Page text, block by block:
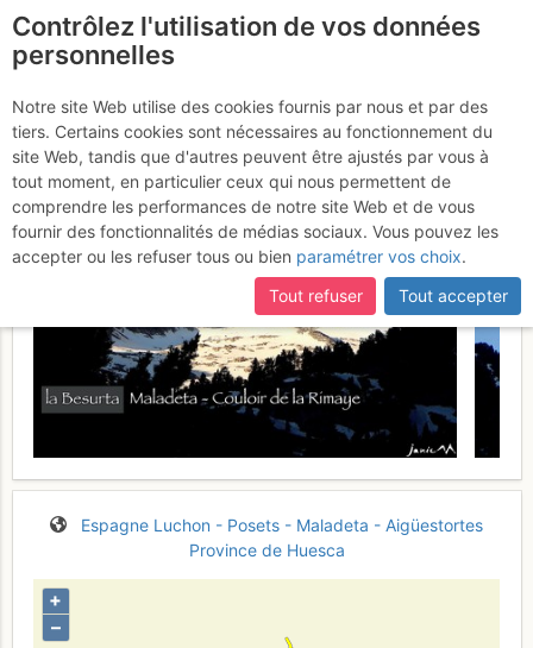
Maladeta Couloir de la
Rimaye
Lundi 25 mai 2026
Espagne Luchon - Posets - Maladeta - Aigüestortes
Province de Huesca
+
–
Contrôlez l'utilisation de vos données
personnelles
Notre site Web utilise des cookies fournis par nous et par des
tiers. Certains cookies sont nécessaires au fonctionnement du
site Web, tandis que d'autres peuvent être ajustés par vous à
tout moment, en particulier ceux qui nous permettent de
comprendre les performances de notre site Web et de vous
fournir des fonctionnalités de médias sociaux. Vous pouvez les
accepter ou les refuser tous ou bien paramétrer vos choix.
Tout refuser
Tout accepter